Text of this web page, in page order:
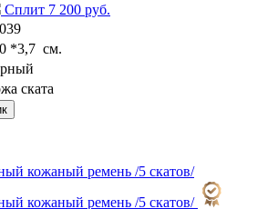
Сплит 7 200 руб.
*3,7 см.
ската